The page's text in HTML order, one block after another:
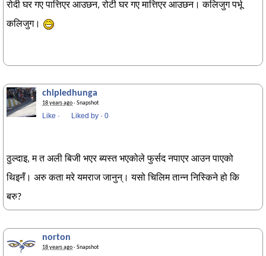
रोदी घर गए पात्तिएर आउछन, रोटी घर गए मात्तिएर आउछन। कलिजुग पर्भू
कलिजुग।
chipledhunga
18 years ago· Snapshot
Like · Liked by · 0
ठुल्दाइ, म त अली बिजी भएर ब्यस्त भएकोले फुर्सद नपाएर आउन पाएको
थिइनँ। अरु कता मरे यमराज जानुन्। यसो चिलिम तान्न निस्किने हो कि
बरु?
norton
18 years ago· Snapshot